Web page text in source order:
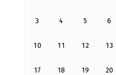
3 4 5 6
10 11 12 13
17 18 19 20